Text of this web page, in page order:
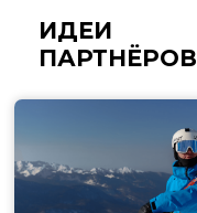
ИДЕИ
ПАРТНЁРОВ